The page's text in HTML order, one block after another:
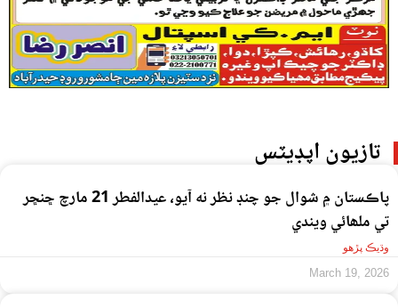
تازيون اپڊيٽس
پاڪستان ۾ شوال جو چنڊ نظر نه آيو، عيدالفطر 21 مارچ ڇنڇر
تي ملھائي ويندي
وڌيڪ پڙهو
March 19, 2026